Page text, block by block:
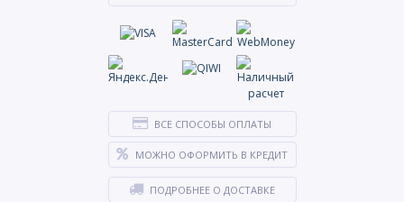
ВСЕ СПОСОБЫ ОПЛАТЫ
МОЖНО ОФОРМИТЬ В КРЕДИТ
ПОДРОБНЕЕ О ДОСТАВКЕ